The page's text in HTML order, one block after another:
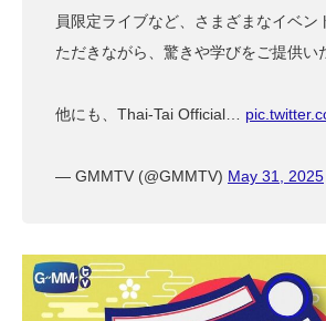
員限定ライブなど、さまざまなイベン
ただきながら、驚きや学びをご提供い
他にも、Thai-Tai Official…
— GMMTV (@GMMTV) May 31, 2025